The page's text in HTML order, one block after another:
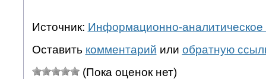
Источник: Информационно-аналитическое
Оставить комментарий или обратную
(Пока оценок нет)